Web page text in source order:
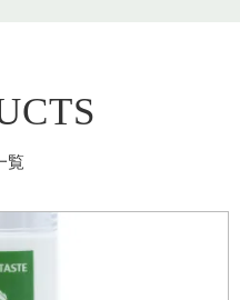
覧